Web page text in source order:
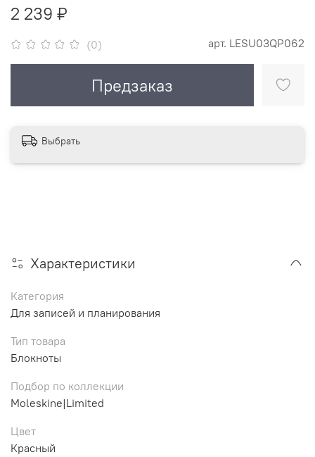
(0) арт. LESU03QP062
2 239 ₽
Предзаказ
Выбрать
Характеристики
Категория
Для записей и планирования
Тип товара
Блокноты
Подбор по коллекции
Moleskine|Limited
Цвет
Красный